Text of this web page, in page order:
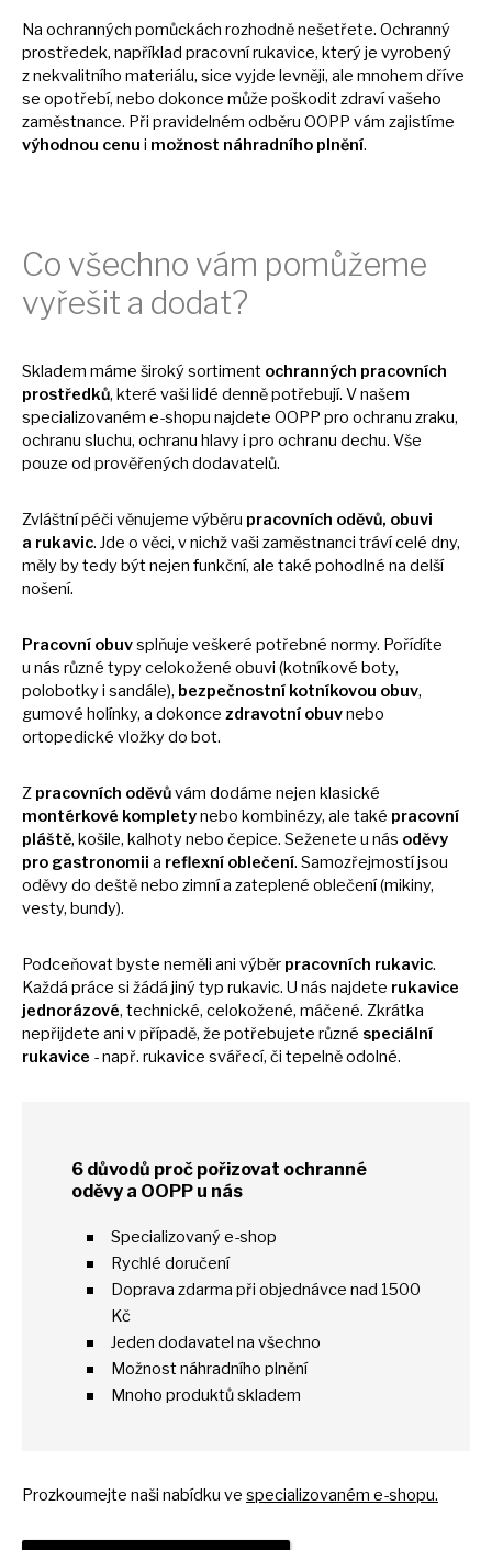
Na ochranných pomůckách rozhodně nešetřete. Ochranný
prostředek, například pracovní rukavice, kterýje vyrobený
znekvalitního materiálu, sice vyjde levněji, ale mnohem dříve
se opotřebí, nebo dokonce může poškodit zdraví vašeho
zaměstnance. Při pravidelném odběru OOPP vám zajistíme
výhodnou cenu i možnost náhradního plnění.
Co všechno vám pomůžeme
vyřešit a dodat?
Skladem máme široký sortiment ochranných pracovních
prostředků, které vaši lidé denně potřebují. Vnašem
specializovaném e-shopu najdete OOPP pro ochranu zraku,
ochranu sluchu, ochranu hlavyi pro ochranu dechu. Vše
pouze od prověřených dodavatelů.
Zvláštní péči věnujeme výběru pracovních oděvů, obuvi
a rukavic. Jde o věci, vnichž vaši zaměstnanci tráví celé dny,
mělybytedy být nejen funkční, ale také pohodlné na delší
nošení.
Pracovní obuvsplňuje veškeré potřebné normy. Pořídíte
u nás různé typy celokožené obuvi (kotníkové boty,
polobotkyi sandále), bezpečnostní kotníkovou obuv,
gumové holínky, a dokonce zdravotní obuvnebo
ortopedické vložkydo bot.
Z pracovních oděvůvám dodáme nejen klasické
montérkové kompletynebo kombinézy, ale také pracovní
pláště, košile, kalhoty nebo čepice. Seženete u nás oděvy
pro gastronomii a reflexní oblečení. Samozřejmostí jsou
oděvydo deště nebo zimnía zateplené oblečení (mikiny,
vesty, bundy).
Podceňovat byste neměli ani výběr pracovních rukavic.
Každá práce si žádá jiný typ rukavic. U nás najdete rukavice
jednorázové, technické, celokožené, máčené. Zkrátka
nepřijdete ani vpřípadě, že potřebujete různé speciální
rukavice - např. rukavice svářecí, či tepelně odolné.
6 důvodů proč pořizovat ochranné
oděvy a OOPP u nás
Specializovaný e-shop
Rychlé doručení
Doprava zdarma při objednávce nad 1500
Kč
Jeden dodavatel na všechno
Možnost náhradního plnění
Mnoho produktů skladem
Prozkoumejte naši nabídku ve specializovaném e-shopu.